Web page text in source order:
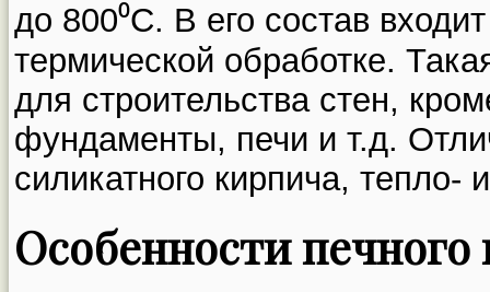
до 800⁰С. В его состав
термической обработке.
для строительства стен,
фундаменты, печи и т.д.
силикатного кирпича, тепло-
Особенности